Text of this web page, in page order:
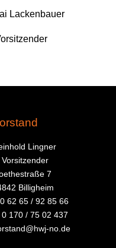
Lackenbauer
Lingner
Vorsitzender
7
Billigheim
62 65 / 92 85 66
0 170 / 75 02 437
no.de